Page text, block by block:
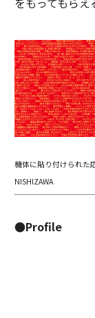
機体に貼り付けられた
NISHIZAWA
●Profile